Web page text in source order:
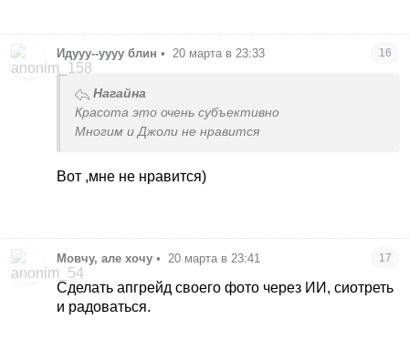
Идууу--уууу блин • 20 марта в 23:33 16
Нагайна
Красота это очень субъективно
Многим и Джоли не нравится
Вот ,мне не нравится)
Мовчу, але хочу • 20 марта в 23:41 17
Сделать апгрейд своего фото через ИИ, сиотреть
и радоваться.